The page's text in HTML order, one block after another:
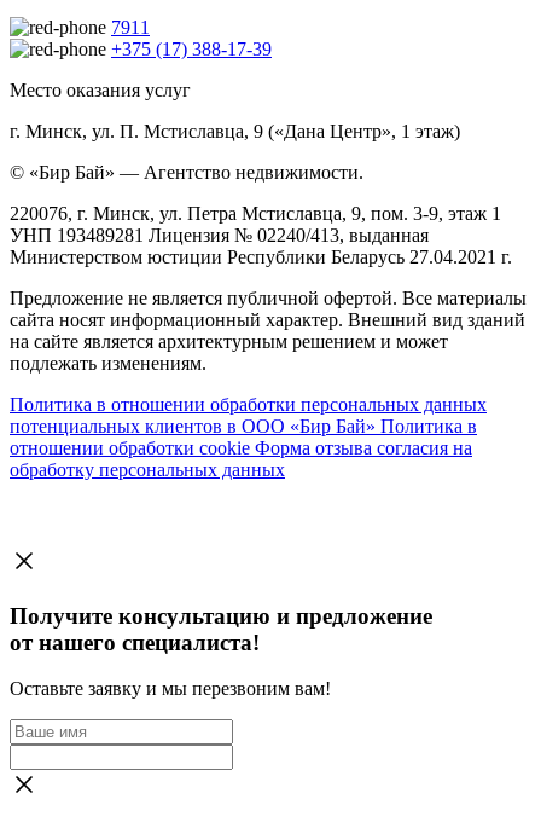
7911
+375 (17) 388-17-39
Место оказания услуг
г. Минск, ул. П. Мстиславца, 9 («Дана Центр», 1 этаж)
© «Бир Бай» — Агентство недвижимости.
220076, г. Минск, ул. Петра Мстиславца, 9, пом. 3-9, этаж 1
УНП 193489281 Лицензия № 02240/413, выданная
Министерством юстиции Республики Беларусь 27.04.2021 г.
Предложение не является публичной офертой. Все материалы
сайта носят информационный характер. Внешний вид зданий
на сайте является архитектурным решением и может
подлежать изменениям.
Политика в отношении обработки персональных данных
потенциальных клиентов в ООО «Бир Бай» Политика в
отношении обработки cookie Форма отзыва согласия на
обработку персональных данных
Получите консультацию и предложение
от нашего специалиста!
Оставьте заявку и мы перезвоним вам!